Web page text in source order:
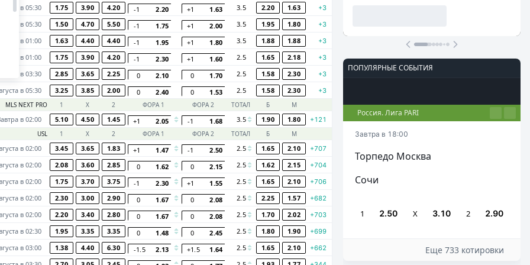
в 05:30 1.75 3.90 4.20 -1 2.20 +1 1.63 3.5 2.20 1.63 +3
в 05:30 1.50 4.70 5.50 -1 1.75 +1 2.00 3.5 1.95 1.80 +3
в 01:00 1.63 4.40 4.40 -1 1.95 +1 1.80 3.5 1.88 1.88 +3
в 01:00 1.75 3.90 4.20 -1 2.30 +1 1.60 2.5 1.65 2.18 +3
в 03:30 2.85 3.65 2.25 0 2.10 0 1.70 2.5 1.58 2.30 +3
в 05:30 3.25 3.85 2.00 0 2.40 0 1.53 2.5 1.58 2.30
+3
MLS NEXT PRO
1 Х 2 ФОРА 1 ФОРА 2 ТОТАЛ Б М
в 02:00 5.10 4.50 1.45 +1 2.05 -1 1.68 3.5 1.90 1.80
+121
USL
1 Х 2 ФОРА 1 ФОРА 2 ТОТАЛ Б М
в 02:00 3.45 3.65 1.83 +1 1.47 -1 2.50 2.5 1.65 2.10 +707
в 02:00 2.08 3.60 2.85 0 1.62 0 2.15 2.5 1.62 2.15 +704
в 02:00 1.75 3.70 3.75 -1 2.30 +1 1.55 2.5 1.65 2.10 +706
в 02:00 2.30 3.00 2.90 0 1.67 0 2.08 2.5 2.25 1.57 +682
в 02:00 2.20 3.40 2.80 0 1.67 0 2.08 2.5 1.70 2.02 +703
в 02:30 1.95 3.35 3.35 0 1.48 0 2.45 2.5 1.80 1.90 +699
в 03:00 1.38 4.40 6.30 -1.5 2.13 +1.5 1.64 2.5 1.65 2.10 +662
ПОПУЛЯРНЫЕ СОБЫТИЯ
Россия. Лига PARI
Завтра в 18:00
Торпедо Москва
Сочи
1 2.50 Х 3.10 2 2.90
Еще 733 котировки